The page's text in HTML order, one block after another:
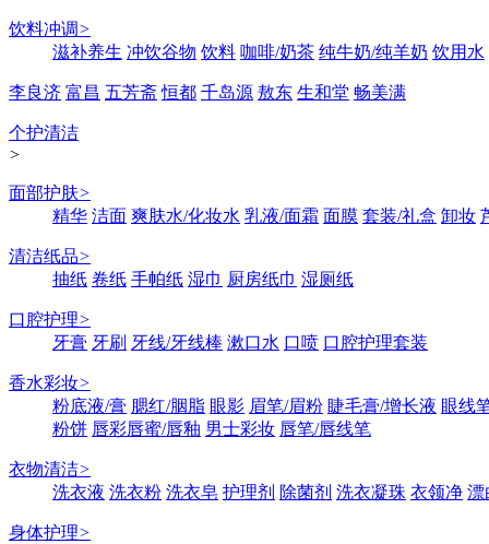
饮料冲调>
滋补养生 冲饮谷物 饮料 咖啡/奶茶 纯牛奶/纯羊奶 饮用水
李良济 富昌 五芳斋 恒都 千岛源 敖东 生和堂 畅美满
个护清洁
>
面部护肤>
精华 洁面 爽肤水/化妆水 乳液/面霜 面膜 套装/礼盒 卸妆
清洁纸品>
抽纸 卷纸 手帕纸 湿巾 厨房纸巾 湿厕纸
口腔护理>
牙膏 牙刷 牙线/牙线棒 漱口水 口喷 口腔护理套装
香水彩妆>
粉底液/膏 腮红/胭脂 眼影 眉笔/眉粉 睫毛膏/增长液 眼线
粉饼 唇彩唇蜜/唇釉 男士彩妆 唇笔/唇线笔
衣物清洁>
洗衣液 洗衣粉 洗衣皂 护理剂 除菌剂 洗衣凝珠 衣领净 漂
身体护理>